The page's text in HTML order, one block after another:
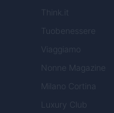
Think.it
Tuobenessere
Viaggiamo
Nonne Magazine
Milano Cortina
Luxury Club